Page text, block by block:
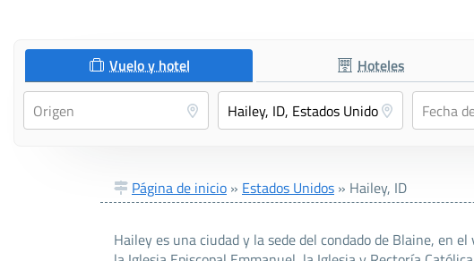
Vuelo y hotel Hoteles
Página de inicio » Estados Unidos » Hailey, ID
Hailey es una ciudad y la sede del condado de Blaine, en